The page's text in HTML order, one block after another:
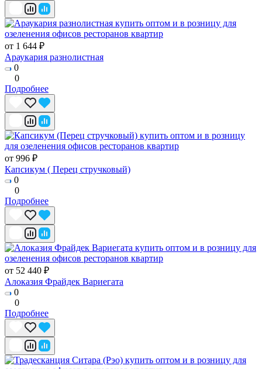
от 1 644 ₽
Араукария разнолистная
0
0
Подробнее
от 996 ₽
Капсикум ( Перец стручковый)
0
0
Подробнее
от 52 440 ₽
Алоказия Фрайдек Вариегата
0
0
Подробнее